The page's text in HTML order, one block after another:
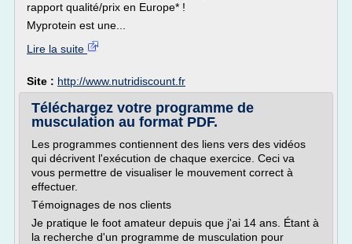
rapport qualité/prix en Europe* !
Myprotein est une...
Lire la suite
Site : http://www.nutridiscount.fr
Téléchargez votre programme de
musculation au format PDF.
Les programmes contiennent des liens vers des vidéos
qui décrivent l'exécution de chaque exercice. Ceci va
vous permettre de visualiser le mouvement correct à
effectuer.
Témoignages de nos clients
Je pratique le foot amateur depuis que j'ai 14 ans. Étant à
la recherche d'un programme de musculation pour